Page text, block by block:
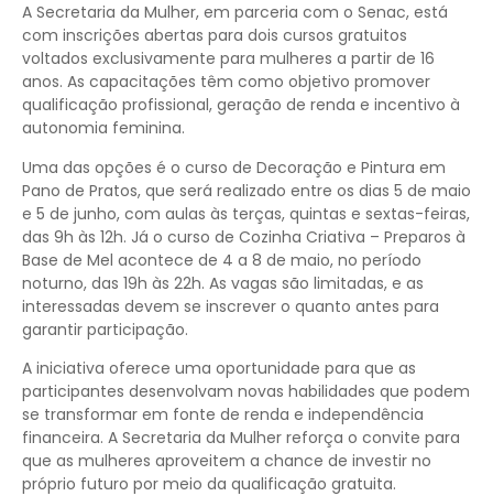
A Secretaria da Mulher, em parceria com o Senac, está
com inscrições abertas para dois cursos gratuitos
voltados exclusivamente para mulheres a partir de 16
anos. As capacitações têm como objetivo promover
qualificação profissional, geração de renda e incentivo à
autonomia feminina.
Uma das opções é o curso de Decoração e Pintura em
Pano de Pratos, que será realizado entre os dias 5 de maio
e 5 de junho, com aulas às terças, quintas e sextas-feiras,
das 9h às 12h. Já o curso de Cozinha Criativa – Preparos à
Base de Mel acontece de 4 a 8 de maio, no período
noturno, das 19h às 22h. As vagas são limitadas, e as
interessadas devem se inscrever o quanto antes para
garantir participação.
A iniciativa oferece uma oportunidade para que as
participantes desenvolvam novas habilidades que podem
se transformar em fonte de renda e independência
financeira. A Secretaria da Mulher reforça o convite para
que as mulheres aproveitem a chance de investir no
próprio futuro por meio da qualificação gratuita.